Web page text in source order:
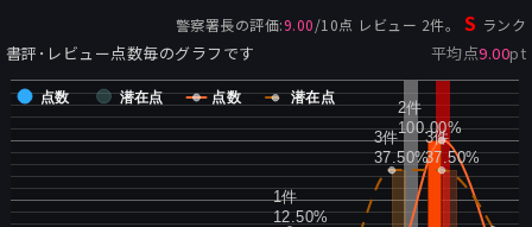
警察署長の評価:9.00/10点 レビュー 2件。 S ランク
書評･レビュー点数毎のグラフです 平均点9.00pt
点数 潜在点 点数 潜在点
2件
100.00%
1件
12.50%
3件
37.50%
3件
37.50%